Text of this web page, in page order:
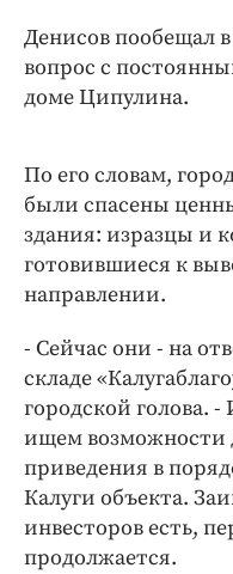
Денисов пообещал
вопрос с
доме Ципулина.
По его словам,
были спасены
здания: изразцы и
готовившиеся к
направлении.
- Сейчас они - на
складе
городской голова.
ищем возможности
приведения в
Калуги объекта.
инвесторов есть,
продолжается.